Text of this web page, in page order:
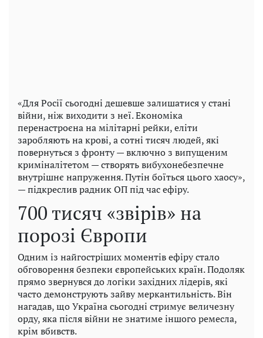
«Для Росії сьогодні дешевше залишатися у стані
війни, ніж виходити з неї. Економіка
перенастроєна на мілітарні рейки, еліти
заробляють на крові, а сотні тисяч людей, які
повернуться з фронту — включно з випущеним
криміналітетом — створять вибухонебезпечне
внутрішнє напруження. Путін боїться цього хаосу»,
— підкреслив радник ОП під час ефіру.
700 тисяч «звірів» на
порозі Європи
Одним із найгостріших моментів ефіру стало
обговорення безпеки європейських країн. Подоляк
прямо звернувся до логіки західних лідерів, які
часто демонструють зайву меркантильність. Він
нагадав, що Україна сьогодні стримує величезну
орду, яка після війни не знатиме іншого ремесла,
крім вбивств.